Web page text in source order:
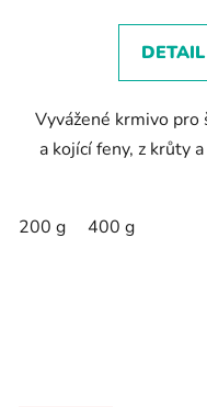
DETAIL
Vyvážené krmivo pro
a kojící feny, z krůty
200 g 400 g